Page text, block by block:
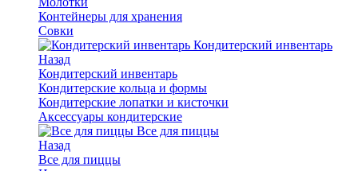
Контейнеры для хранения
Совки
Кондитерский инвентарь
Назад
Кондитерский инвентарь
Кондитерские кольца и формы
Кондитерские лопатки и кисточки
Аксессуары кондитерские
Все для пиццы
Назад
Все для пиццы